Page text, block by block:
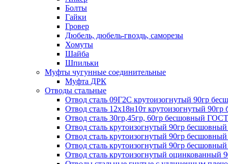
Болты
Гайки
Гровер
Дюбель, дюбель-гвоздь, саморезы
Хомуты
Шайба
Шпильки
Муфты чугунные соединительные
Муфта ДРК
Отводы стальные
Отвод сталь 09Г2С крутоизогнутый 90гр
Отвод сталь 12х18н10т крутоизогнутый
Отвод сталь 30гр,45гр, 60гр бесшовный
Отвод сталь крутоизогнутый 90гр
Отвод сталь крутоизогнутый 90гр
Отвод сталь крутоизогнутый 90гр
Отвод сталь крутоизогнутый оцинкованный